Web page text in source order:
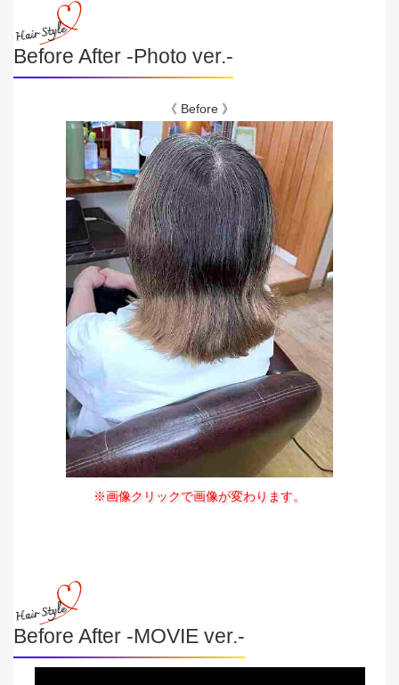
Before After -Photo ver.-
《 Before 》
※画像クリックで画像が変わります。
Before After -MOVIE ver.-